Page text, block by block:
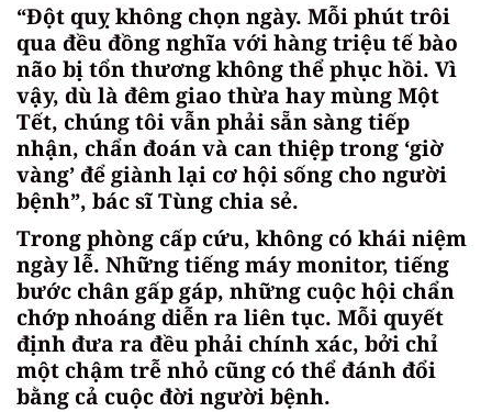
“Đột quỵ không chọn ngày. Mỗi phút trôi
qua đều đồng nghĩa với hàng triệu tế bào
não bị tổn thương không thể phục hồi. Vì
vậy, dù là đêm giao thừa hay mùng Một
Tết, chúng tôi vẫn phải sẵn sàng tiếp
nhận, chẩn đoán và can thiệp trong ‘giờ
vàng’ để giành lại cơ hội sống cho người
bệnh”, bác sĩ Tùng chia sẻ.
Trong phòng cấp cứu, không có khái niệm
ngày lễ. Những tiếng máy monitor, tiếng
bước chân gấp gáp, những cuộc hội chẩn
chớp nhoáng diễn ra liên tục. Mỗi quyết
định đưa ra đều phải chính xác, bởi chỉ
một chậm trễ nhỏ cũng có thể đánh đổi
bằng cả cuộc đời người bệnh.